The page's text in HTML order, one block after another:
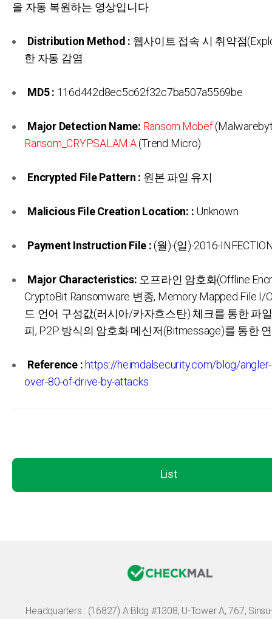
을 자동 복원하는 영상입니다.
Distribution Method : 웹사이트 접속 시 취약점
한 자동 감염
MD5 : 116d442d8ec5c62f32c7ba507a5569be
Major Detection Name: Ransom.Mobef
Ransom_CRYPSALAM.A(Trend Micro)
Encrypted File Pattern : 원본 파일 유지
Malicious File Creation Location: : Unknown
Payment Instruction File :(월)-(일)-2016-
Major Characteristics: 오프라인 암호화(Offline
CryptoBit Ransomware 변종, Memory Mapped File I/
드 언어 구성값(러시아/카자흐스탄) 체크를 통한 파
피, P2P 방식의 암호화 메신저(Bitmessage)를 통한
Reference : https://heimdalsecurity.com/blog/
over-80-of-drive-by-attacks
List
Headquarters : (16827) A Bldg #1308, U-Tower A, 767,